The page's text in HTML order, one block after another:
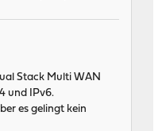
Stack Multi WAN
und IPv6.
es gelingt kein